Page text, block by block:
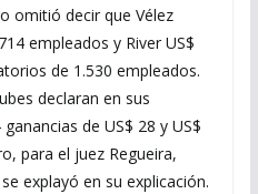
omitió decir que Vélez
empleados y River US$
de 1.530 empleados.
declaran en sus
de US$ 28 y US$
para el juez Regueira,
explayó en su explicación.